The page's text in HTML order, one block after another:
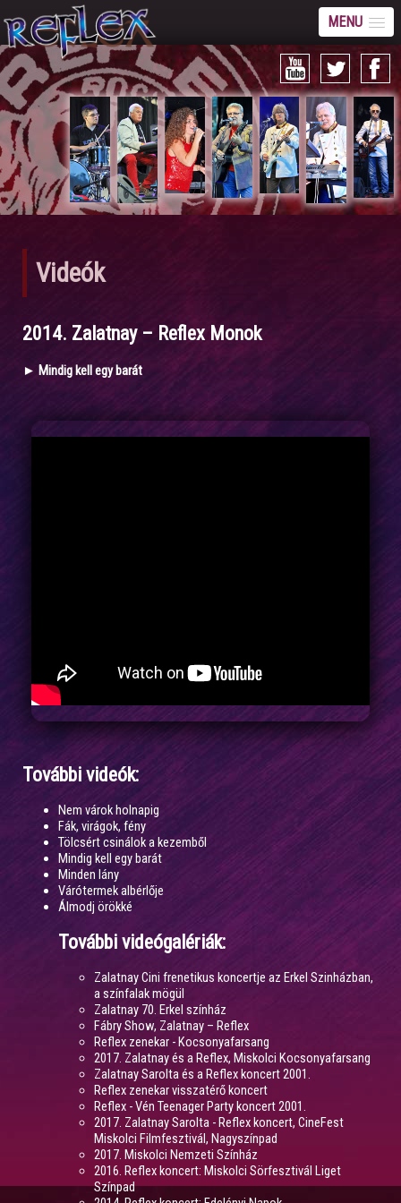
MENU
Videók
2014. Zalatnay – Reflex Monok
► Mindig kell egy barát
További videók:
Nem várok holnapig
Fák, virágok, fény
Tölcsért csinálok a kezemből
Mindig kell egy barát
Minden lány
Várótermek albérlője
Álmodj örökké
További videógalériák:
Zalatnay Cini frenetikus koncertje az Erkel Szinházban,
a színfalak mögül
Zalatnay 70. Erkel színház
Fábry Show, Zalatnay – Reflex
Reflex zenekar - Kocsonyafarsang
2017. Zalatnay és a Reflex, Miskolci Kocsonyafarsang
Zalatnay Sarolta és a Reflex koncert 2001.
Reflex zenekar visszatérő koncert
Reflex - Vén Teenager Party koncert 2001.
2017. Zalatnay Sarolta - Reflex koncert, CineFest
Miskolci Filmfesztivál, Nagyszínpad
2017. Miskolci Nemzeti Színház
2016. Reflex koncert: Miskolci Sörfesztivál Liget
Színpad